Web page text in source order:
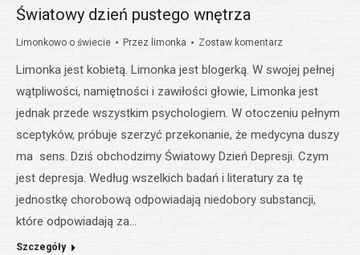
Światowy dzień pustego wnętrza
Limonkowo o świecie Przez limonka Zostaw komentarz
Limonka jest kobietą. Limonka jest blogerką. W swojej pełnej
wątpliwości, namiętności i zawiłości głowie, Limonka jest
jednak przede wszystkim psychologiem. W otoczeniu pełnym
sceptyków, próbuje szerzyć przekonanie, że medycyna duszy
ma sens. Dziś obchodzimy Światowy Dzień Depresji. Czym
jest depresja. Według wszelkich badań i literatury za tę
jednostkę chorobową odpowiadają niedobory substancji,
które odpowiadają za…
Szczegóły